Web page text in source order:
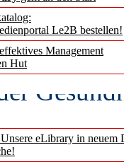
Le2B bestellen!
Management
Hut
eLibrary in neuem